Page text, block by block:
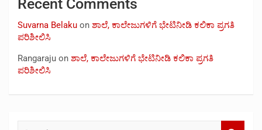
Recent Comments
Suvarna Belaku on ಶಾಲೆ, ಕಾಲೇಜುಗಳಿಗೆ ಭೇಟಿನೀಡಿ ಕಲಿಕಾ ಪ್ರಗತಿ
ಪರಿಶೀಲಿಸಿ
Rangaraju on ಶಾಲೆ, ಕಾಲೇಜುಗಳಿಗೆ ಭೇಟಿನೀಡಿ ಕಲಿಕಾ ಪ್ರಗತಿ
ಪರಿಶೀಲಿಸಿ